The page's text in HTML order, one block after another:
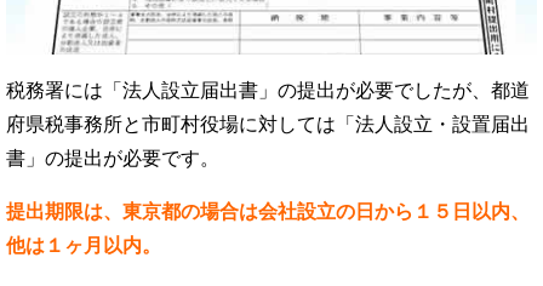
税務署には「法人設立届出書」の提出が必要でしたが、都道
府県税事務所と市町村役場に対しては「法人設立・設置届出
書」の提出が必要です。
提出期限は、東京都の場合は会社設立の日から１５日以内、
他は１ヶ月以内。